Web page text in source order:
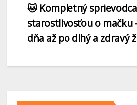
🐱 Kompletný sprievodca
starostlivosťou o mačku
dňa až po dlhý a zdravý